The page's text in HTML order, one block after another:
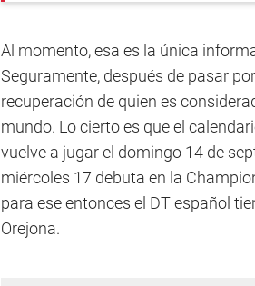
Al momento, esa es la única
Seguramente, después de pasar
recuperación de quien es
mundo. Lo cierto es que el
vuelve a jugar el domingo 14 de
miércoles 17 debuta en la
para ese entonces el DT español
Orejona.